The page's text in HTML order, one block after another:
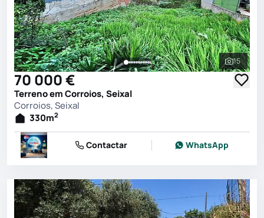
Ver
15
70 000 €
Terreno em Corroios, Seixal
Corroios, Seixal
330m2
Contactar WhatsApp